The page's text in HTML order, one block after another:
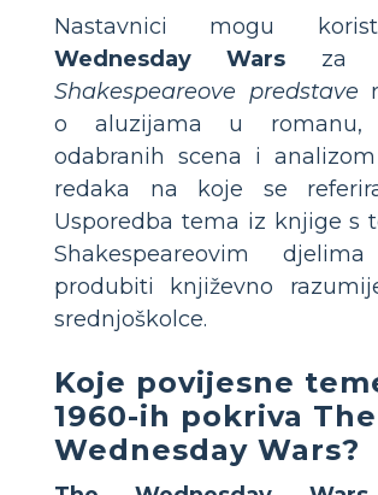
Nastavnici mogu
Wednesday Wars za
Shakespeareove predstave
o aluzijama u romanu,
odabranih scena i
redaka na koje se
Usporedba tema iz knjige s
Shakespeareovim
produbiti književno
srednjoškolce.
Koje povijesne
1960-ih pokriva The
Wednesday Wars?